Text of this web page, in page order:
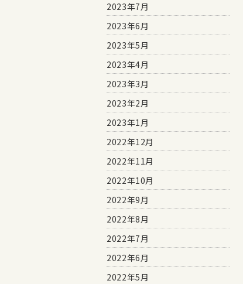
2023年7月
2023年6月
2023年5月
2023年4月
2023年3月
2023年2月
2023年1月
2022年12月
2022年11月
2022年10月
2022年9月
2022年8月
2022年7月
2022年6月
2022年5月